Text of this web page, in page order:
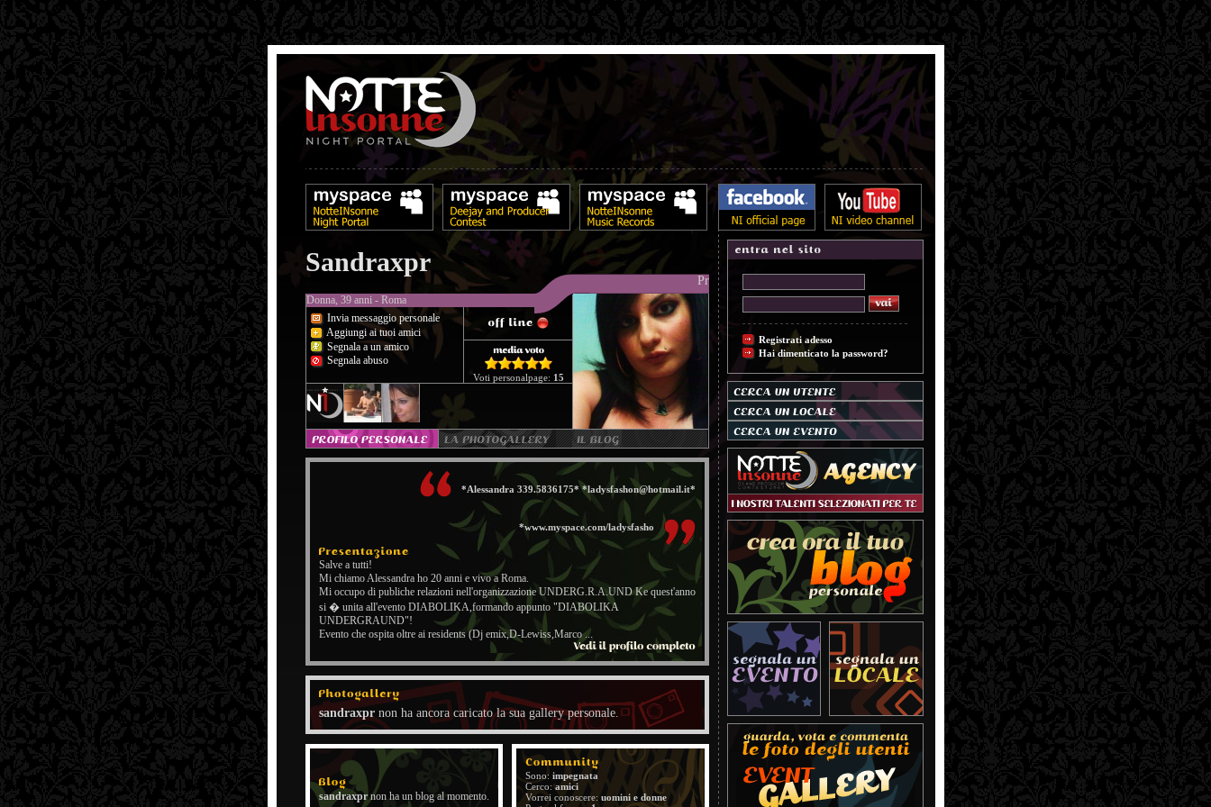
Sandraxpr
Pr
Donna, 39 anni - Roma
Invia messaggio personale
Aggiungi ai tuoi amici
Segnala a un amico
Segnala abuso
Voti personalpage: 15
*Alessandra 339.5836175* *ladysfashon@hotmail.it*
*www.myspace.com/ladysfasho
Salve a tutti!
Mi chiamo Alessandra ho 20 anni e vivo a Roma.
Mi occupo di publiche relazioni nell'organizzazione UNDERG.R.A.UND Ke quest'anno
si � unita all'evento DIABOLIKA,formando appunto "DIABOLIKA
UNDERGRAUND"!
Evento che ospita oltre ai residents (Dj emix,D-Lewiss,Marco ...
sandraxpr non ha ancora caricato la sua gallery personale.
sandraxprnon ha un blog al momento.
Sono: impegnata
Cerco: amici
Vorrei conoscere: uomini e donne
Registrati adesso
Hai dimenticato la password?